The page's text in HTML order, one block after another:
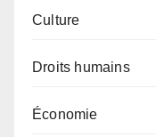
Culture
Droits humains
Économie